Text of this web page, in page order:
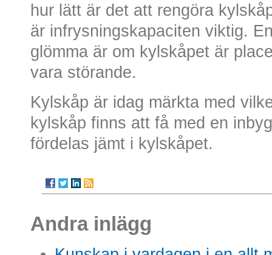
hur lätt är det att rengöra
är infrysningskapaciten viktig.
glömma är om kylskåpet är
vara störande.
Kylskåp är idag märkta med
kylskåp finns att få med en
fördelas jämt i kylskåpet.
Andra inlägg